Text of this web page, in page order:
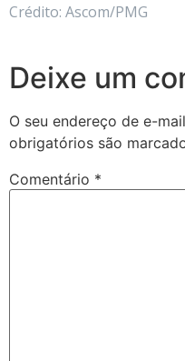
Crédito: Ascom/PMG
Deixe um
O seu endereço de e-
obrigatórios são
Comentário *